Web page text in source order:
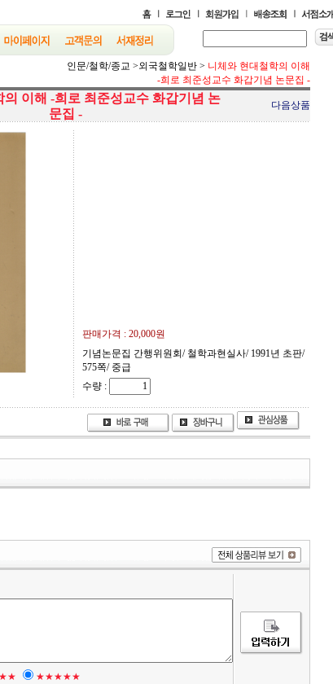
인문/철학/종교 >외국철학일반 > 니체와 현대철학의 이해
-희로 최준성교수 화갑기념 논문집 -
의 이해 -희로 최준성교수 화갑기념 논
문집 -
다음상품
판매가격 : 20,000원
기념논문집 간행위원회/ 철학과현실사/ 1991년 초판/
575쪽/ 중급
수량 :
★★★★★